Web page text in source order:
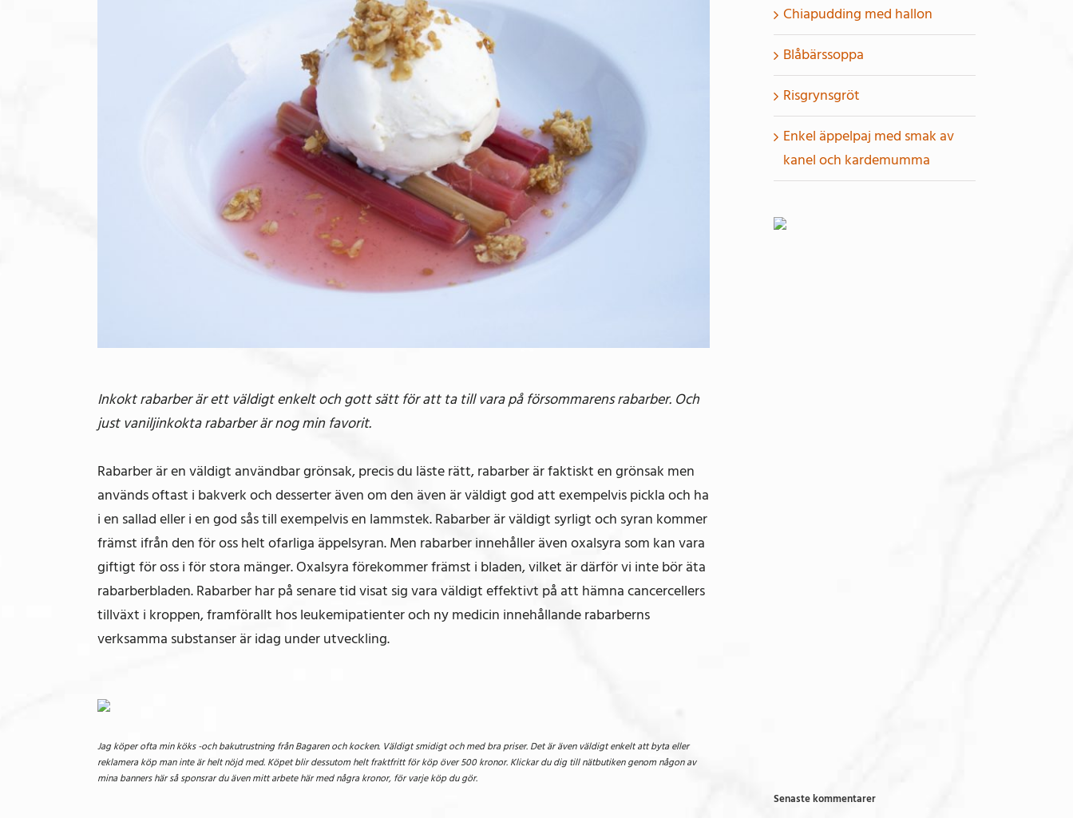
Inkokt rabarber är ett väldigt enkelt och gott sätt för att ta till vara på försommarens rabarber. Och
just vaniljinkokta rabarber är nog min favorit.
Rabarber är en väldigt användbar grönsak, precis du läste rätt, rabarber är faktiskt en grönsak men
används oftast i bakverk och desserter även om den även är väldigt god att exempelvis pickla och ha
i en sallad eller i en god sås till exempelvis en lammstek. Rabarber är väldigt syrligt och syran kommer
främst ifrån den för oss helt ofarliga äppelsyran. Men rabarber innehåller även oxalsyra som kan vara
giftigt för oss i för stora mänger. Oxalsyra förekommer främst i bladen, vilket är därför vi inte bör äta
rabarberbladen. Rabarber har på senare tid visat sig vara väldigt effektivt på att hämna cancercellers
tillväxt i kroppen, framförallt hos leukemipatienter och ny medicin innehållande rabarberns
verksamma substanser är idag under utveckling.
Jag köper ofta min köks -och bakutrustning från Bagaren och kocken. Väldigt smidigt och med bra priser. Det är även väldigt enkelt att byta eller
reklamera köp man inte är helt nöjd med. Köpet blir dessutom helt fraktfritt för köp över 500 kronor. Klickar du dig till nätbutiken genom någon av
mina banners här så sponsrar du även mitt arbete här med några kronor, för varje köp du gör.
Chiapudding med hallon
Blåbärssoppa
Risgrynsgröt
Enkel äppelpaj med smak av
kanel och kardemumma
Senaste kommentarer